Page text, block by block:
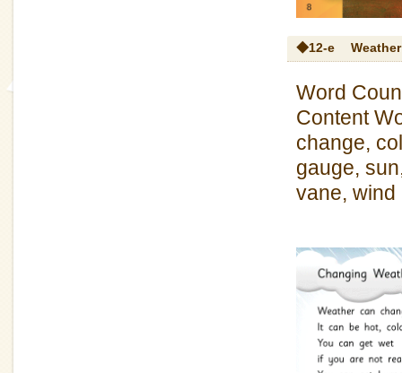
◆12-e
Word
Content
change,
gauge,
vane, wind